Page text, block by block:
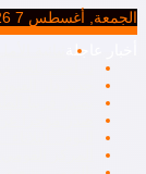
الجمعة, أغسطس 7 2026
أخبار عاجلة